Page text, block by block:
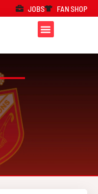
JOBS FAN SHOP